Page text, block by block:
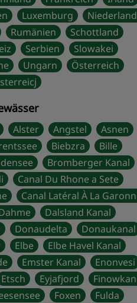
Luxemburg
Rumänien
Schottland
Serbien
Slowakei
Ungarn
Österreich
Alster Angstel
Asnen
Biebzra
Bille
Bromberger Kanal
Canal Du Rhone a Sete
Canal Latéral À La
Dalsland Kanal
Donaudelta
Donaukanal
Elbe
Elbe Havel Kanal
Emster Kanal
Enonvesi
Etsch Eyjafjord
Foxen
Fulda